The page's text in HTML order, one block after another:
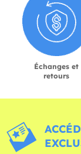
Échanges et
retours